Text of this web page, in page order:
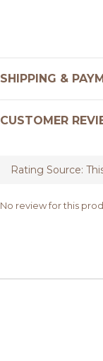
SHIPPING &
CUSTOMER
No review for this